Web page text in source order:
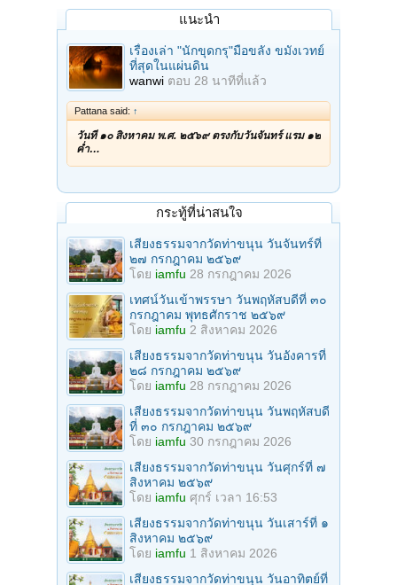
แนะนำ
เรื่องเล่า "นักขุดกรุ"มือขลัง ขมังเวทย์
ที่สุดในแผ่นดิน
wanwi ตอบ 28 นาทีที่แล้ว
Pattana said: ↑
วันที่ ๑๐ สิงหาคม พ.ศ. ๒๕๖๙ ตรงกับวันจันทร์ แรม ๑๒
ค่ำ…
กระทู้ที่น่าสนใจ
เสียงธรรมจากวัดท่าขนุน วันจันทร์ที่
๒๗ กรกฎาคม ๒๕๖๙
โดย iamfu 28 กรกฎาคม 2026
เทศน์วันเข้าพรรษา วันพฤหัสบดีที่ ๓๐
กรกฎาคม พุทธศักราช ๒๕๖๙
โดย iamfu 2 สิงหาคม 2026
เสียงธรรมจากวัดท่าขนุน วันอังคารที่
๒๘ กรกฎาคม ๒๕๖๙
โดย iamfu 28 กรกฎาคม 2026
เสียงธรรมจากวัดท่าขนุน วันพฤหัสบดี
ที่ ๓๐ กรกฎาคม ๒๕๖๙
โดย iamfu 30 กรกฎาคม 2026
เสียงธรรมจากวัดท่าขนุน วันศุกร์ที่ ๗
สิงหาคม ๒๕๖๙
โดย iamfu ศุกร์ เวลา 16:53
เสียงธรรมจากวัดท่าขนุน วันเสาร์ที่ ๑
สิงหาคม ๒๕๖๙
โดย iamfu 1 สิงหาคม 2026
เสียงธรรมจากวัดท่าขนุน วันอาทิตย์ที่